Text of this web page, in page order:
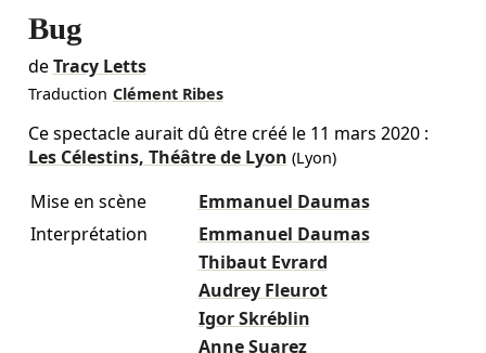
Bug
deTracy Letts
Traduction Clément Ribes
Ce spectacle aurait dû être créé le 11 mars 2020:
Les Célestins, Théâtre de Lyon (Lyon)
Mise en scène
Emmanuel Daumas
Interprétation
Emmanuel Daumas
Thibaut Evrard
Audrey Fleurot
Igor Skréblin
Anne Suarez